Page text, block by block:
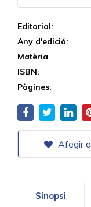
Editorial:
Any d'edició:
Matèria
ISBN:
Pàgines:
Afegir
Sinopsi